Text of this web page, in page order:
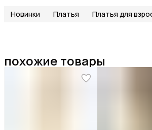
Новинки Платья Платья для
похожие товары